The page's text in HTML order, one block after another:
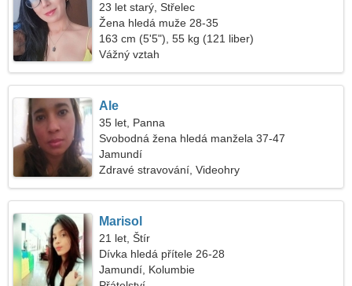
23 let starý, Střelec
Žena hledá muže 28-35
163 cm (5'5"), 55 kg (121 liber)
Vážný vztah
Ale
35 let, Panna
Svobodná žena hledá manžela 37-47
Jamundí
Zdravé stravování, Videohry
Marisol
21 let, Štír
Dívka hledá přítele 26-28
Jamundí, Kolumbie